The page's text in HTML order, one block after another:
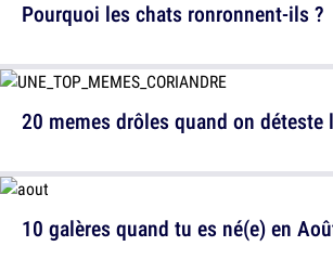
20 memes drôles quand on déteste
Pourquoi les chats ronronnent-ils ?
10 galères quand tu es né(e) en